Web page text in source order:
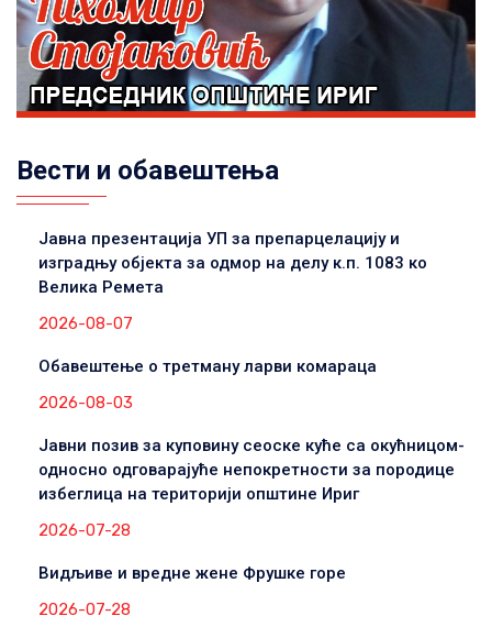
Вести и обавештења
Јавна презентација УП за препарцелацију и
изградњу објекта за одмор на делу к.п. 1083 ко
Велика Ремета
2026-08-07
Обавештење о третману ларви комараца
2026-08-03
Јавни позив за куповину сеоске куће са окућницом-
односно одговарајуће непокретности за породице
избеглица на територији општине Ириг
2026-07-28
Видљиве и вредне жене Фрушке горе
2026-07-28